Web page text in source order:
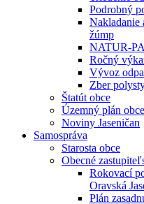
Podrobný
Nakladanie
žúmp
NATUR-
Ročný
Vývoz
Zber
Štatút obce
Územný plán obce
Noviny Jaseničan
Samospráva
Starosta obce
Obecné
Rokovací
Oravská
Plán